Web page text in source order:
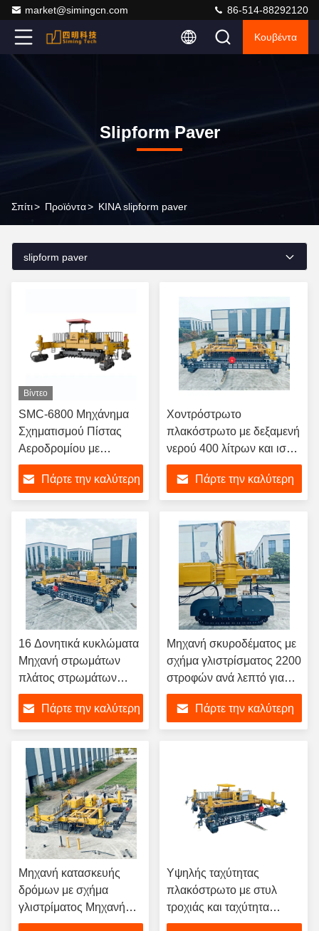
market@simingcn.com 86-514-88292120
Κουβέντα
Slipform Paver
Σπίτι> Προϊόντα> ΚΙΝΑ slipform paver
slipform paver
Βίντεο
SMC-6800 Μηχάνημα
Σχηματισμού Πίστας
Αεροδρομίου με
Κινητήρα Υψηλής
ΙσχύοςΠάρτε την καλύτερη
Χοντρόστρωτο
πλακόστρωτο με δεξαμενή
νερού 400 λίτρων και ισχύ
κινητήρα 177 kW
Πάρτε την καλύτερη
16 Δονητικά κυκλώματα
Μηχανή στρωμάτων
πλάτος στρωμάτων
3500/4000-8000 mm
ομαλή ακρίβεια
Πάρτε την καλύτερη
Μηχανή σκυροδέματος με
σχήμα γλιστρίσματος 2200
στροφών ανά λεπτό για
την κατασκευή
αυτοκινητοδρόμων
Πάρτε την καλύτερη
Μηχανή κατασκευής
δρόμων με σχήμα
γλιστρίματος Μηχανή
λιθόστρωσης Ταχύτητα
Υψηλής ταχύτητας
πλακόστρωτο με στυλ
τροχιάς και ταχύτητα
πλακόστρωσης 0-6 M/min